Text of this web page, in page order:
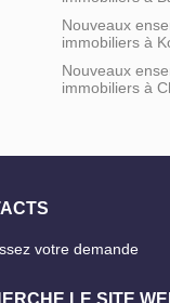
Nouveaux
immobiliers à
Nouveaux
immobiliers à
votre demande